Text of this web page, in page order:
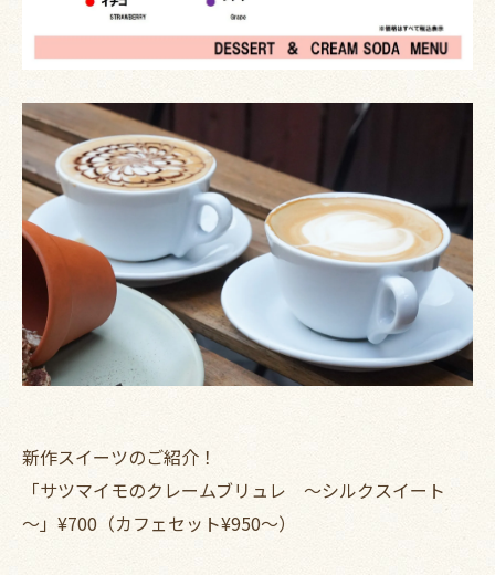
新作スイーツのご紹介！
「サツマイモのクレームブリュレ ～シルクスイート
～」¥700（カフェセット¥950～）